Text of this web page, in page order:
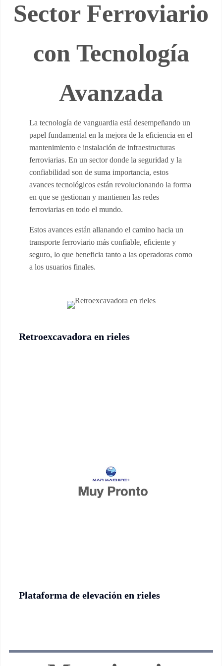
Sector Ferroviario
con Tecnología
Avanzada
La tecnología de vanguardia está desempeñando un
papel fundamental en la mejora de la eficiencia en el
mantenimiento e instalación de infraestructuras
ferroviarias. En un sector donde la seguridad y la
confiabilidad son de suma importancia, estos
avances tecnológicos están revolucionando la forma
en que se gestionan y mantienen las redes
ferroviarias en todo el mundo.
Estos avances están allanando el camino hacia un
transporte ferroviario más confiable, eficiente y
seguro, lo que beneficia tanto a las operadoras como
a los usuarios finales.
Retroexcavadora en rieles
Plataforma de elevación en rieles